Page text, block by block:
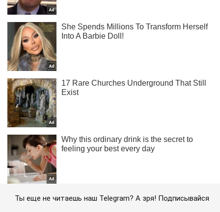
Ты еще не читаешь наш Telegram? А зря! Подписывайся